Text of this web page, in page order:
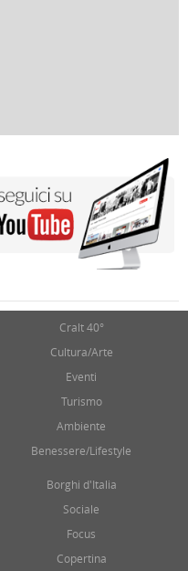
Cralt 40°
Cultura/Arte
Eventi
Turismo
Ambiente
Benessere/Lifestyle
Borghi d'Italia
Sociale
Focus
Copertina